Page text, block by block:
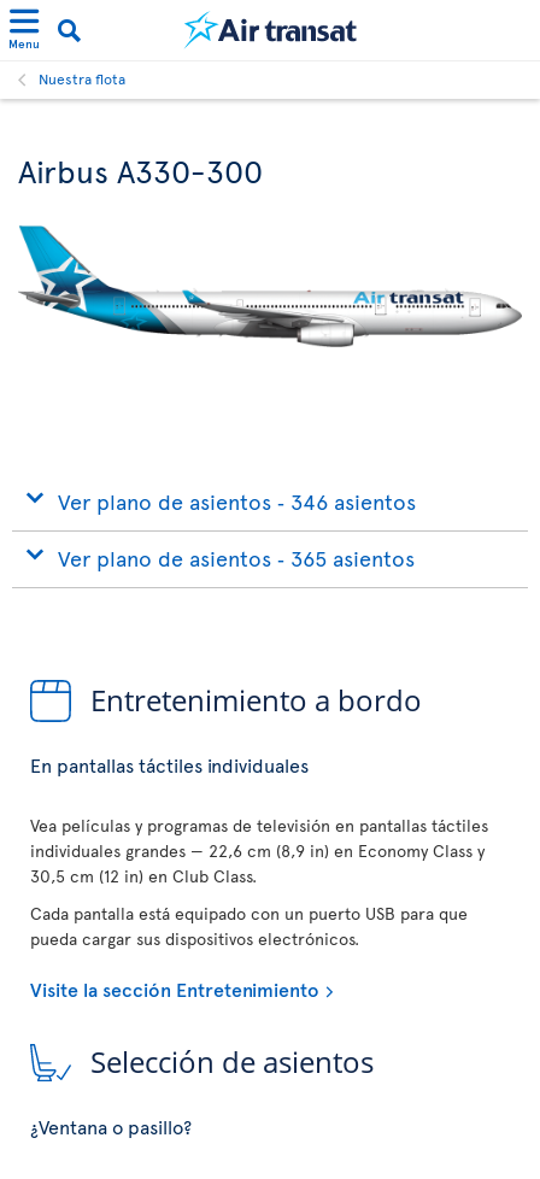
Menu
Nuestra flota
Airbus A330-300
Ver plano de asientos ‐ 346 asientos
Ver plano de asientos ‐ 365 asientos
Entretenimiento a bordo
En pantallas táctiles individuales
Vea películas y programas de televisión en pantallas táctiles
individuales grandes — 22,6 cm (8,9 in) en Economy Class y
30,5 cm (12 in) en Club Class.
Cada pantalla está equipado con un puerto USB para que
pueda cargar sus dispositivos electrónicos.
Visite la sección Entretenimiento
Selección de asientos
¿Ventana o pasillo?